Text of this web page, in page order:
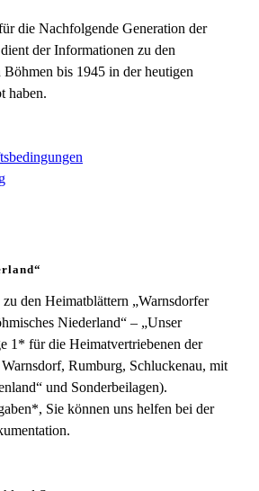
die Nachfolgende Generation der
der Informationen zu den
Böhmen bis 1945 in der heutigen
haben.
zu den Heimatblättern „Warnsdorfer
Niederland“ – „Unser
1* für die Heimatvertriebenen der
Rumburg, Schluckenau, mit
und Sonderbeilagen).
Sie können uns helfen bei der